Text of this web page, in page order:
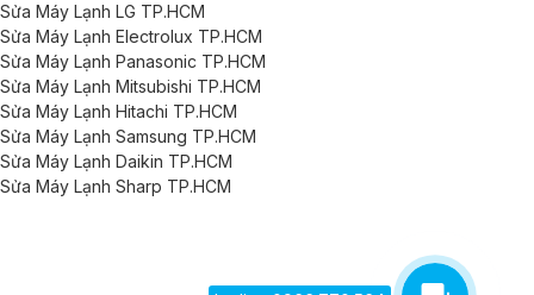
Sửa Máy Lạnh LG TP.HCM
Sửa Máy Lạnh Electrolux TP.HCM
Sửa Máy Lạnh Panasonic TP.HCM
Sửa Máy Lạnh Mitsubishi TP.HCM
Sửa Máy Lạnh Hitachi TP.HCM
Sửa Máy Lạnh Samsung TP.HCM
Sửa Máy Lạnh Daikin TP.HCM
Sửa Máy Lạnh Sharp TP.HCM